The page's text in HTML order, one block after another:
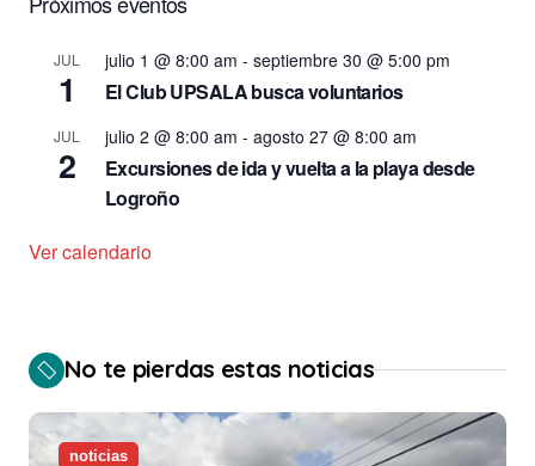
JUL
1
julio 1 @ 8:00 am - septiembre 30 @ 5:00 pm
El Club UPSALA busca voluntarios
JUL
2
julio 2 @ 8:00 am - agosto 27 @ 8:00 am
Excursiones de ida y vuelta a la playa desde
Logroño
Ver calendario
No te pierdas estas noticias
noticias